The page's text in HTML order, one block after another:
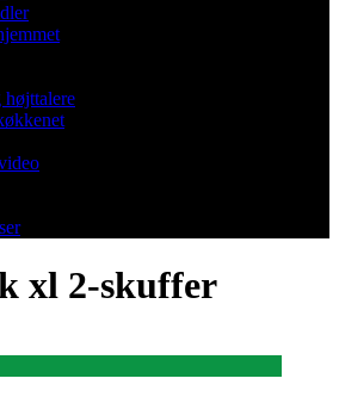
højttalere
xl 2-skuffer